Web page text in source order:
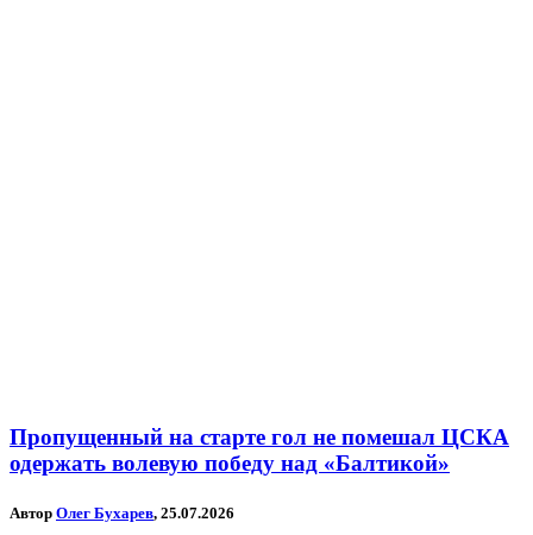
Пропущенный на старте гол не помешал ЦСКА
одержать волевую победу над «Балтикой»
Автор Олег Бухарев, 25.07.2026